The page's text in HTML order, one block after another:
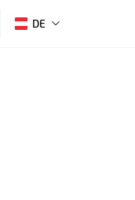
DE